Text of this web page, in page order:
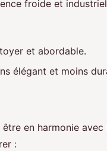
froide et
et abordable.
élégant et moins
en harmonie avec
: